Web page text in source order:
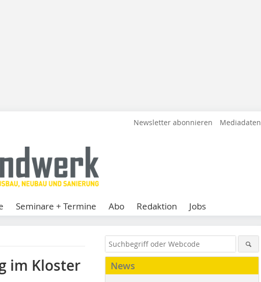
Newsletter abonnieren Mediadaten
Seminare + Termine Abo Redaktion Jobs
im Kloster
News